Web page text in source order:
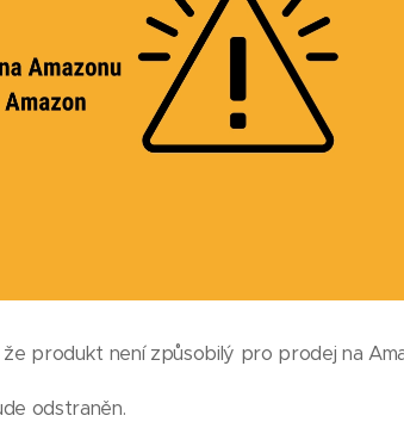
že produkt není způsobilý pro prodej na
odstraněn.